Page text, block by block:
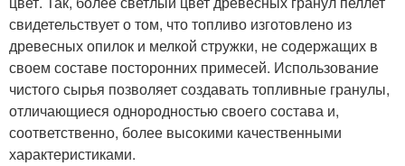
свидетельствует о том, что топливо изготовлено из
древесных опилок и мелкой стружки, не содержащих в
своем составе посторонних примесей. Использование
чистого сырья позволяет создавать топливные гранулы,
отличающиеся однородностью своего состава и,
соответственно, более высокими качественными
характеристиками.